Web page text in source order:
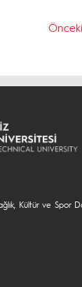
Önceki
Kültür ve Spor